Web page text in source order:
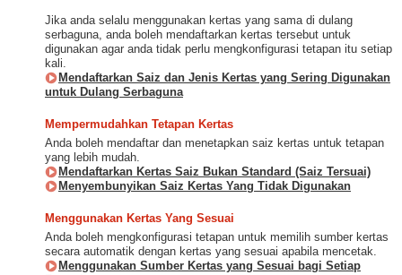
Jika anda selalu menggunakan kertas yang sama di dulang
serbaguna, anda boleh mendaftarkan kertas tersebut untuk
digunakan agar anda tidak perlu mengkonfigurasi tetapan itu setiap
kali.
Mendaftarkan Saiz dan Jenis Kertas yang Sering Digunakan
untuk Dulang Serbaguna
Mempermudahkan Tetapan Kertas
Anda boleh mendaftar dan menetapkan saiz kertas untuk tetapan
yang lebih mudah.
Mendaftarkan Kertas Saiz Bukan Standard (Saiz Tersuai)
Menyembunyikan Saiz Kertas Yang Tidak Digunakan
Menggunakan Kertas Yang Sesuai
Anda boleh mengkonfigurasi tetapan untuk memilih sumber kertas
secara automatik dengan kertas yang sesuai apabila mencetak.
Menggunakan Sumber Kertas yang Sesuai bagi Setiap